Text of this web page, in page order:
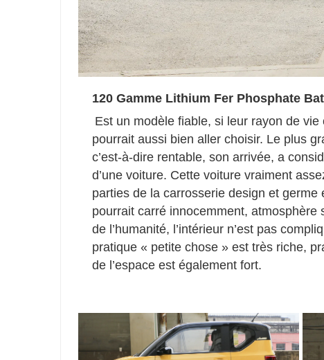
120 Gamme Lithium Fer Phosphate
Est un modèle fiable, si leur rayon de
pourrait aussi bien aller choisir. Le plus
c’est-à-dire rentable, son arrivée, a
d’une voiture. Cette voiture vraiment
parties de la carrosserie design et
pourrait carré innocemment,
de l’humanité, l’intérieur n’est pas
pratique « petite chose » est très riche,
de l’espace est également fort.